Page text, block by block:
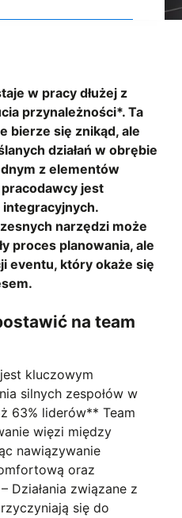
w pracy dłużej z
przynależności*. Ta
bierze się znikąd, ale
działań w obrębie
z elementów
jest
narzędzi może
proces planowania, ale
eventu, który okaże się
na team
kluczowym
silnych zespołów w
63% liderów** Team
więzi między
nawiązywanie
oraz
Działania związane z
się do